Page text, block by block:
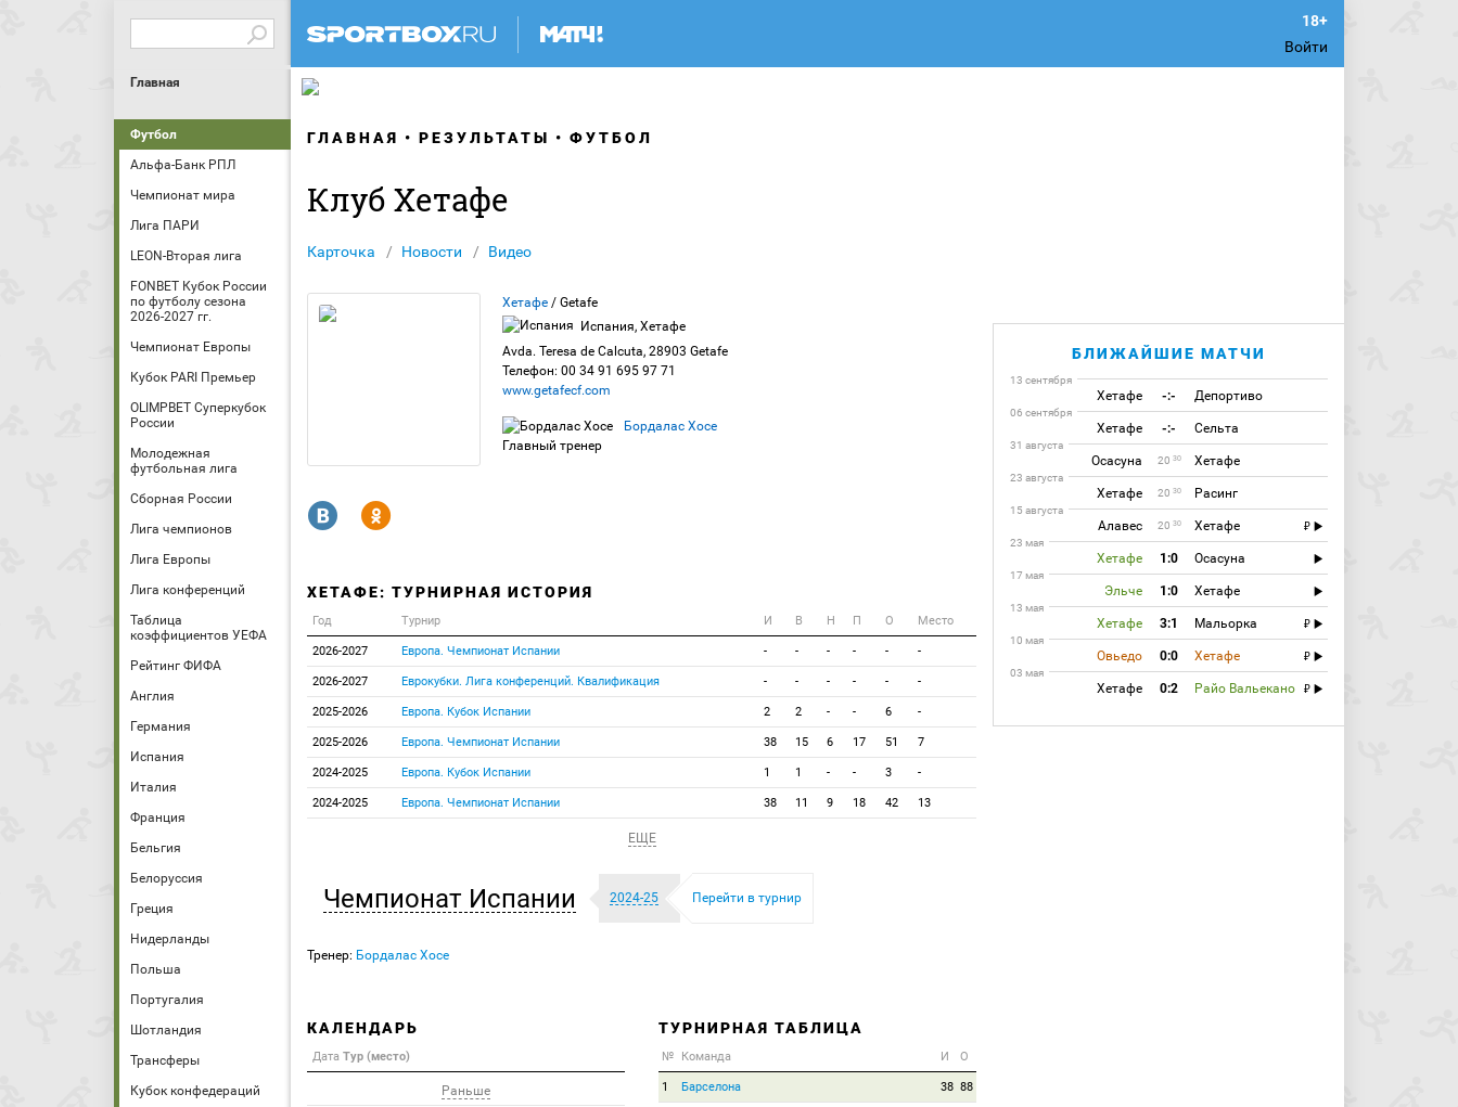
Войти
Главная
Футбол
Альфа-Банк РПЛ
Чемпионат мира
Лига ПАРИ
LEON-Вторая лига
FONBET Кубок России
по футболу сезона
2026-2027 гг.
Чемпионат Европы
Кубок PARI Премьер
OLIMPBET Суперкубок
России
Молодежная
футбольная лига
Сборная России
Лига чемпионов
Лига Европы
Лига конференций
Таблица
коэффициентов УЕФА
Рейтинг ФИФА
Англия
Германия
Испания
Италия
Франция
Бельгия
Белоруссия
Греция
Нидерланды
Польша
Португалия
Шотландия
Трансферы
Кубок конфедераций
ГЛАВНАЯ РЕЗУЛЬТАТЫ ФУТБОЛ
Клуб Хетафе
Карточка Новости Видео
Хетафе / Getafe
Испания, Хетафе
Avda. Teresa de Calcuta, 28903 Getafe
Телефон: 00 34 91 695 97 71
www.getafecf.com
Бордалас Хосе
Главный тренер
R Y
ХЕТАФЕ: ТУРНИРНАЯ ИСТОРИЯ
Год Турнир И В Н П О Место
2026-2027 Европа. Чемпионат Испании - - - - - -
2026-2027 Еврокубки. Лига конференций. Квалификация - - - - - -
2025-2026 Европа. Кубок Испании 2 2 - - 6 -
2025-2026 Европа. Чемпионат Испании 38 15 6 17 51 7
2024-2025 Европа. Кубок Испании 1 1 - - 3 -
2024-2025 Европа. Чемпионат Испании 38 11 9 18 42 13
ЕЩЕ
Чемпионат Испании 2024-25 Перейти в турнир
Тренер: Бордалас Хосе
КАЛЕНДАРЬ
Дата Тур (место)
Раньше
ТУРНИРНАЯ ТАБЛИЦА
№ Команда И О
1 Барселона 38 88
БЛИЖАЙШИЕ МАТЧИ
13 сентября
Хетафе -:- Депортиво
06 сентября
Хетафе -:- Сельта
31 августа
Осасуна 20 30 Хетафе
23 августа
Хетафе 20 30 Расинг
15 августа
Алавес 20 30 Хетафе
23 мая
Хетафе 1:0 Осасуна
17 мая
Эльче 1:0 Хетафе
13 мая
Хетафе 3:1 Мальорка
10 мая
Овьедо 0:0 Хетафе
03 мая
Хетафе 0:2 Райо Вальекано